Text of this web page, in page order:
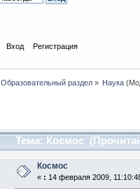
Вход Регистрация
Образовательный раздел» Наука
Тема: Космос
Космос
« : 14 февраля 2009,